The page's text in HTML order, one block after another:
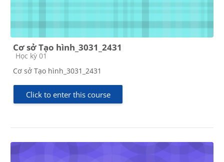
Cơ sở Tạo hình_3031_2431
Course category
Học kỳ 01
Cơ sở Tạo hình_3031_2431
Click to enter this course